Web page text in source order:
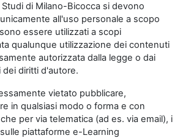
Studi di Milano-Bicocca si devono
all'uso personale a scopo
essere utilizzati a scopi
qualunque utilizzazione dei contenuti
autorizzata dalla legge o dai
diritti d'autore.
vietato pubblicare,
in qualsiasi modo o forma e con
per via telematica (ad es. via email), i
piattaforme e-Learning